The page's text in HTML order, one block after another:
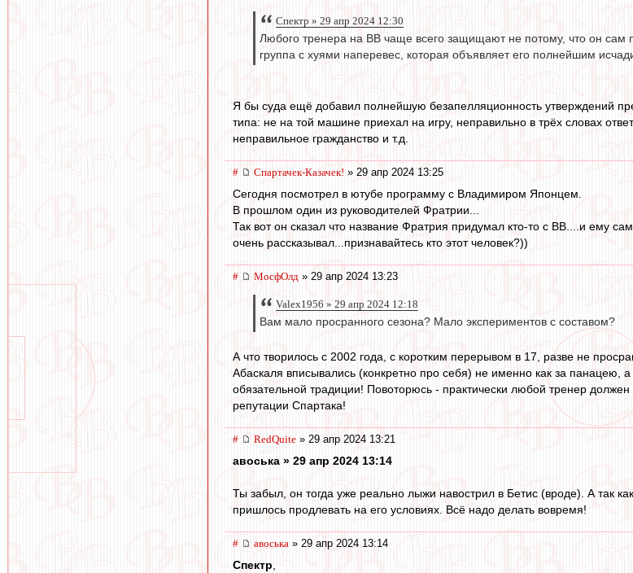
Спектр » 29 апр 2024 12:30
Любого тренера на ВВ чаще всего защищают не потому, что он сам
группа с хуями наперевес, которая объявляет его полнейшим
Я бы суда ещё добавил полнейшую безапелляционность утверждений
типа: не на той машине приехал на игру, неправильно в трёх словах
неправильное гражданство и т.д.
# Спартачек-Казачек! » 29 апр 2024 13:25
Сегодня посмотрел в ютубе программу с Владимиром Японцем.
В прошлом один из руководителей Фратрии...
Так вот он сказал что название Фратрия придумал кто-то с ВВ....и ему
очень рассказывал...признавайтесь кто этот человек?))
# МосфОлд » 29 апр 2024 13:23
Valex1956 » 29 апр 2024 12:18
Вам мало просранного сезона? Мало экспериментов с составом?
А что творилось с 2002 года, с коротким перерывом в 17, разве не
Абаскаля вписывались (конкретно про себя) не именно как за панацею,
обязательной традиции! Повоторюсь - практически любой тренер должен
репутации Спартака!
# RedQuite » 29 апр 2024 13:21
авоська » 29 апр 2024 13:14
Ты забыл, он тогда уже реально лыжи навострил в Бетис (вроде). А так
пришлось продлевать на его условиях. Всё надо делать вовремя!
# авоська » 29 апр 2024 13:14
Спектр